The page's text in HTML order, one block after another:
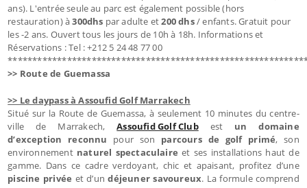
ans). L'entrée seule au parc est également possible (hors
restauration) à300dhs par adulte et200 dhs/ enfants. Gratuit pour
les -2 ans. Ouvert tous les jours de 10h à 18h. Informations et
Réservations : Tel : +212 5 24 48 77 00
>> Route de Guemassa
>> Le daypass à Assoufid Golf Marrakech
Situé sur la Route de Guemassa, à seulement 10 minutes du centre-
ville de Marrakech,Assoufid Golf Clubest un domaine
d’exception reconnu pour son parcours de golf primé, son
environnement naturel spectaculaire et ses installations haut de
gamme. Dans ce cadre verdoyant, chic et apaisant, profitez d’une
piscine privée et d’undéjeuner savoureux. La formule comprend